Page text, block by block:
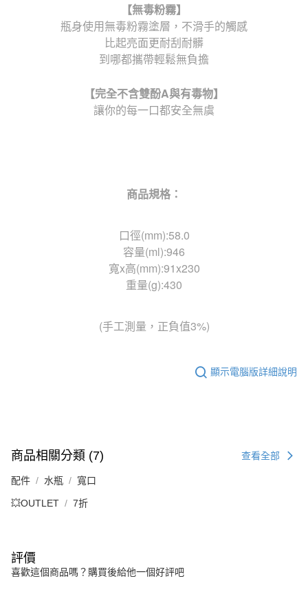
【無毒粉霧】
瓶身使用無毒粉霧塗層，不滑手的觸感
比起亮面更耐刮耐髒
到哪都攜帶輕鬆無負擔
【完全不含雙酚A與有毒物】
讓你的每一口都安全無虞
商品規格：
口徑(mm):58.0
容量(ml):946
寬x高(mm):91x230
重量(g):430
(手工測量，正負值3%)
顯示電腦版詳細說明
商品相關分類 (7) 查看全部
配件 水瓶 寬口
💥OUTLET 7折
評價
喜歡這個商品嗎？購買後給他一個好評吧